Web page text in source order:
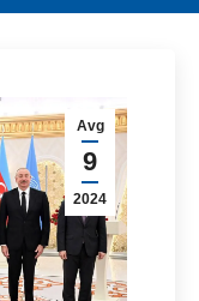
Avg
9
2024